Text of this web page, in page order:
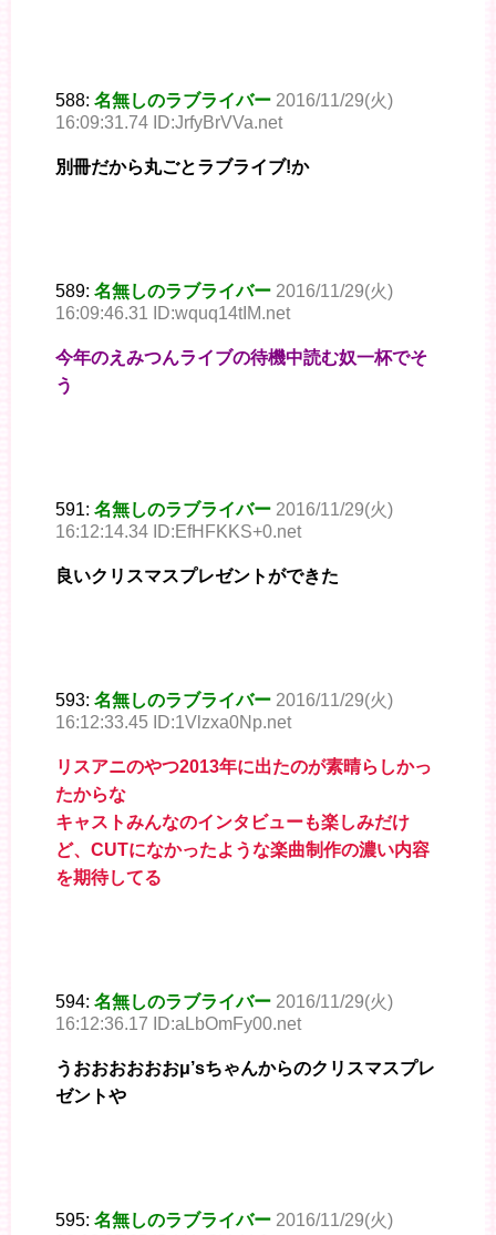
588: 名無しのラブライバー 2016/11/29(火)
16:09:31.74 ID:JrfyBrVVa.net
別冊だから丸ごとラブライブ!か
589: 名無しのラブライバー 2016/11/29(火)
16:09:46.31 ID:wquq14tIM.net
今年のえみつんライブの待機中読む奴一杯でそ
う
591: 名無しのラブライバー 2016/11/29(火)
16:12:14.34 ID:EfHFKKS+0.net
良いクリスマスプレゼントができた
593: 名無しのラブライバー 2016/11/29(火)
16:12:33.45 ID:1Vlzxa0Np.net
リスアニのやつ2013年に出たのが素晴らしかっ
たからな
キャストみんなのインタビューも楽しみだけ
ど、CUTになかったような楽曲制作の濃い内容
を期待してる
594: 名無しのラブライバー 2016/11/29(火)
16:12:36.17 ID:aLbOmFy00.net
うおおおおおおμ’sちゃんからのクリスマスプレ
ゼントや
595: 名無しのラブライバー 2016/11/29(火)